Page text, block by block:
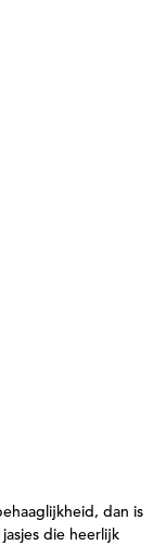
dan is
die heerlijk